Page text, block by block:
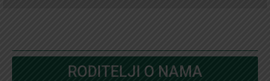
RODITELJI O NAMA